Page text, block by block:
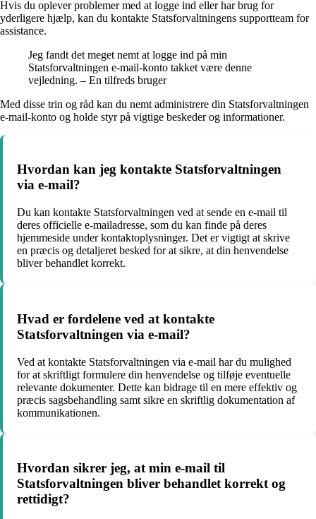
Hvis du oplever problemer med at logge ind eller har brug for
yderligere hjælp, kan du kontakte Statsforvaltningens supportteam for
assistance.
Jeg fandt det meget nemt at logge ind på min
Statsforvaltningen e-mail-konto takket være denne
vejledning. – En tilfreds bruger
Med disse trin og råd kan du nemt administrere din Statsforvaltningen
e-mail-konto og holde styr på vigtige beskeder og informationer.
Hvordan kan jeg kontakte Statsforvaltningen
via e-mail?
Du kan kontakte Statsforvaltningen ved at sende en e-mail til
deres officielle e-mailadresse, som du kan finde på deres
hjemmeside under kontaktoplysninger. Det er vigtigt at skrive
en præcis og detaljeret besked for at sikre, at din henvendelse
bliver behandlet korrekt.
Hvad er fordelene ved at kontakte
Statsforvaltningen via e-mail?
Ved at kontakte Statsforvaltningen via e-mail har du mulighed
for at skriftligt formulere din henvendelse og tilføje eventuelle
relevante dokumenter. Dette kan bidrage til en mere effektiv og
præcis sagsbehandling samt sikre en skriftlig dokumentation af
kommunikationen.
Hvordan sikrer jeg, at min e-mail til
Statsforvaltningen bliver behandlet korrekt og
rettidigt?